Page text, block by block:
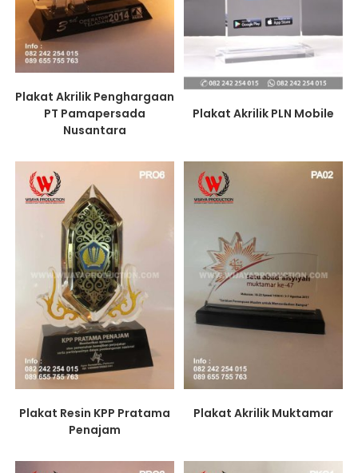
Plakat Akrilik Penghargaan
PT Pamapersada
Nusantara
Plakat Akrilik PLN Mobile
Plakat Resin KPP Pratama
Penajam
Plakat Akrilik Muktamar